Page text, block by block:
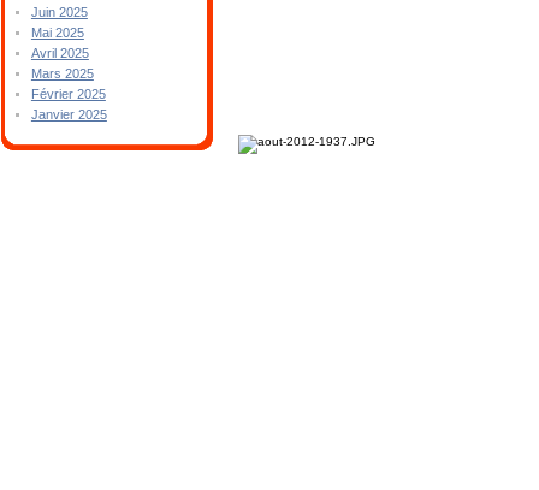
Juin 2025
Mai 2025
Avril 2025
Mars 2025
Février 2025
Janvier 2025